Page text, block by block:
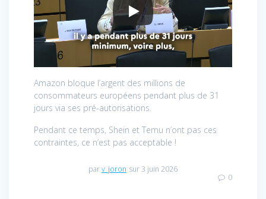
Amazon bloque l’argent des millions de
consommateurs européens pendant plus de 31
jours via ses pré-autorisations.
Pendant ce temps, Shein et Temu n’ont pas ces
contraintes, ce n’est pas acceptable !
parv_joron sur 3 juin 2026
0